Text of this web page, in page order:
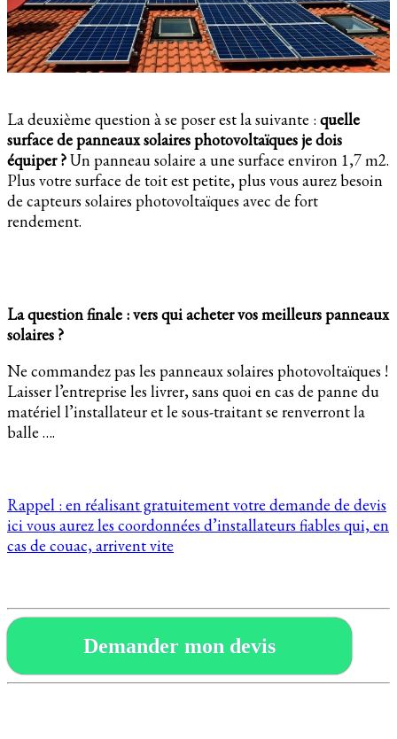
La deuxième question à se poser est la suivante : quelle
surface de panneaux solaires photovoltaïques je dois
équiper ?Un panneau solaire a une surface environ 1,7 m2.
Plus votre surface de toit est petite, plus vous aurez besoin
de capteurs solaires photovoltaïques avec de fort
rendement.
La question finale : vers qui acheter vos meilleurs panneaux
solaires ?
Ne commandez pas les panneaux solaires photovoltaïques !
Laisser l’entreprise les livrer, sans quoi en cas de panne du
matériel l’installateur et le sous-traitant se renverront la
balle ….
Rappel : en réalisant gratuitement votre demande de devis
ici vous aurez les coordonnées d’installateurs fiables qui, en
cas de couac, arrivent vite
Demander mon devis